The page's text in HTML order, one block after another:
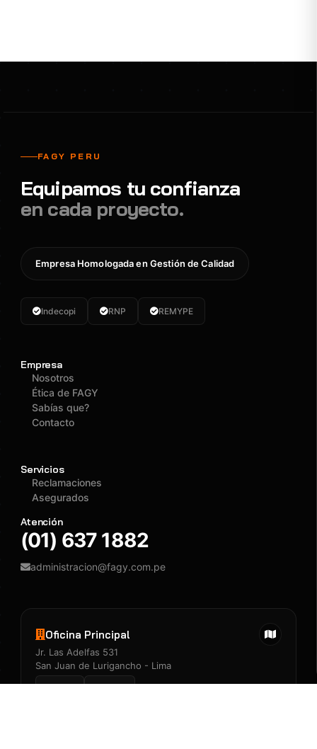
FAGY PERU
Equipamos tu confianza
en cada proyecto.
Empresa Homologada en Gestión de Calidad
Indecopi RNP REMYPE
Empresa
Nosotros
Ética de FAGY
Sabías que?
Contacto
Servicios
Reclamaciones
Asegurados
Atención
(01) 637 1882
administracion@fagy.com.pe
Oficina Principal
Jr. Las Adelfas 531
San Juan de Lurigancho - Lima